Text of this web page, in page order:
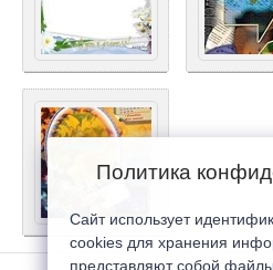
Политика
Сайт использует
cookies для хранения
представляют собой